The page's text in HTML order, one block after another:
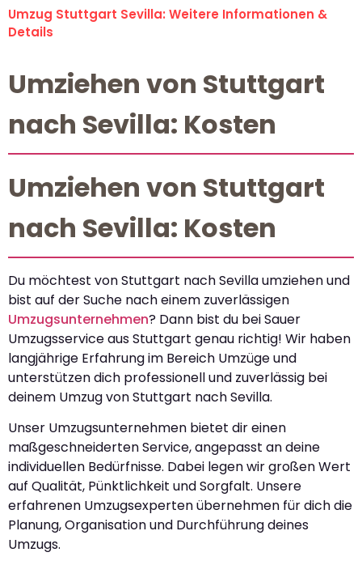
Umzug Stuttgart Sevilla: Weitere Informationen &
Details
Umziehen von Stuttgart
nach Sevilla: Kosten
Umziehen von Stuttgart
nach Sevilla: Kosten
Du möchtest von Stuttgart nach Sevilla umziehen und
bist auf der Suche nach einem zuverlässigen
Umzugsunternehmen? Dann bist du bei Sauer
Umzugsservice aus Stuttgart genau richtig! Wir haben
langjährige Erfahrung im Bereich Umzüge und
unterstützen dich professionell und zuverlässig bei
deinem Umzug von Stuttgart nach Sevilla.
Unser Umzugsunternehmen bietet dir einen
maßgeschneiderten Service, angepasst an deine
individuellen Bedürfnisse. Dabei legen wir großen Wert
auf Qualität, Pünktlichkeit und Sorgfalt. Unsere
erfahrenen Umzugsexperten übernehmen für dich die
Planung, Organisation und Durchführung deines
Umzugs.